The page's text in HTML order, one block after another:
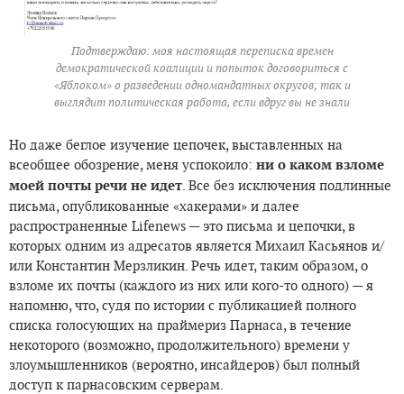
Подтверждаю: моя настоящая переписка времен
демократической коалиции и попыток договориться с
«Яблоком» о разведении одномандатных округов; так и
выглядит политическая работа, если вдруг вы не знали
Но даже беглое изучение цепочек, выставленных на
всеобщее обозрение, меня успокоило: ни о каком взломе
моей почты речи не идет. Все без исключения подлинные
письма, опубликованные «хакерами» и далее
распространенные Lifenews — это письма и цепочки, в
которых одним из адресатов является Михаил Касьянов и/
или Константин Мерзликин. Речь идет, таким образом, о
взломе их почты (каждого из них или кого-то одного) — я
напомню, что, судя по истории с публикацией полного
списка голосующих на праймериз Парнаса, в течение
некоторого (возможно, продолжительного) времени у
злоумышленников (вероятно, инсайдеров) был полный
доступ к парнасовским серверам.